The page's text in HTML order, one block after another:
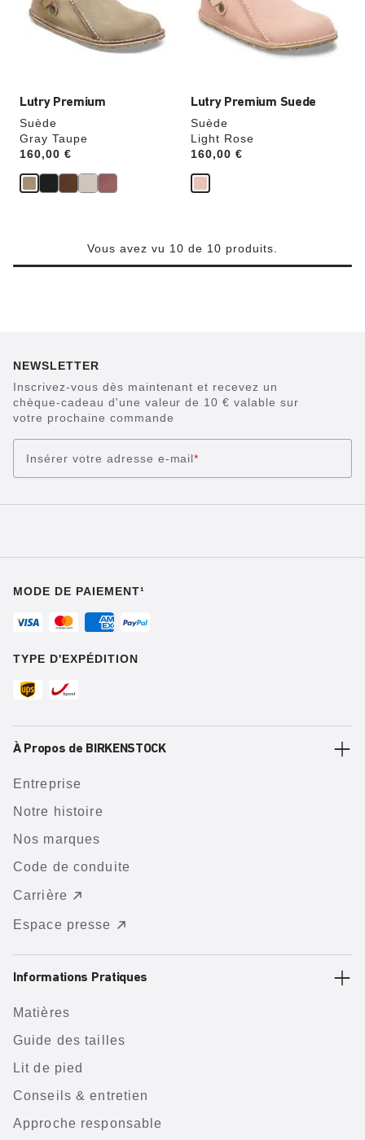
Lutry Premium
Suède
Gray Taupe
Price:
160,00 €
couleurs
modifiera
Lutry Premium Suede
Suède
Light Rose
Price:
160,00 €
couleurs
modifiera
l’image
Vous avez vu 10 de 10 produits.
NEWSLETTER
Inscrivez-vous dès maintenant et recevez un
chèque-cadeau d'une valeur de 10 € valable sur
votre prochaine commande
Insérer votre adresse e-mail*
MODE DE PAIEMENT¹
TYPE D'EXPÉDITION
À Propos de BIRKENSTOCK
Entreprise
Notre histoire
Nos marques
Code de conduite
Carrière
Espace presse
Informations Pratiques
Matières
Guide des tailles
Lit de pied
Conseils & entretien
Approche responsable